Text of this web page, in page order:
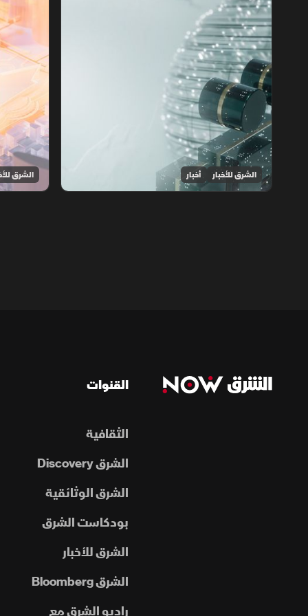
الشرق للأخبار أخبار الشرق
القنوات
الثقافية
الشرق Discovery
الشرق الوثائقية
بودكاست الشرق
الشرق للأخبار
الشرق Bloomberg
راديو الشرق مع